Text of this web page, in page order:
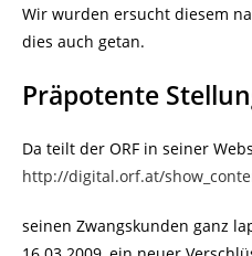
Wir wurden ersucht diesem
dies auch getan.
Präpotente
Da teilt der ORF in seiner
http://digital.orf.at/
seinen Zwangskunden ganz